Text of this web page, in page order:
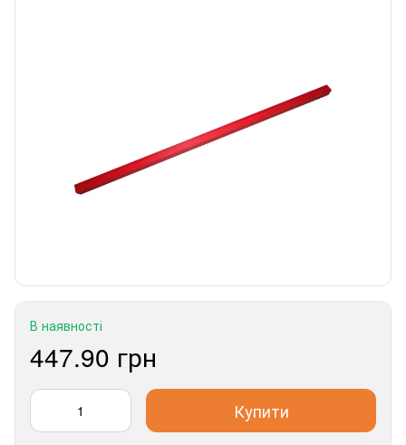
В наявності
447.90 грн
Купити